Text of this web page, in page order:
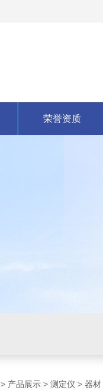
荣誉资质
> 产品展示 > 测定仪 > 器材